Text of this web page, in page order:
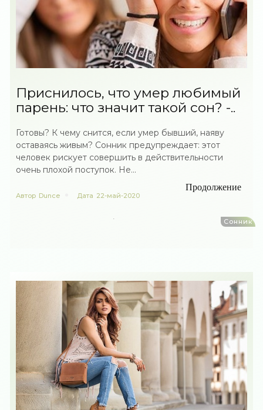
Приснилось, что умер любимый
парень: что значит такой сон? -..
Готовы? К чему снится, если умер бывший, наяву
оставаясь живым? Сонник предупреждает: этот
человек рискует совершить в действительности
очень плохой поступок. Не...
Продолжение
Автор Dunce Дата 22-май-2020
Сонник